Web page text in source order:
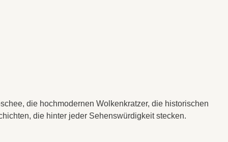
die hochmodernen Wolkenkratzer, die historischen
die hinter jeder Sehenswürdigkeit stecken.